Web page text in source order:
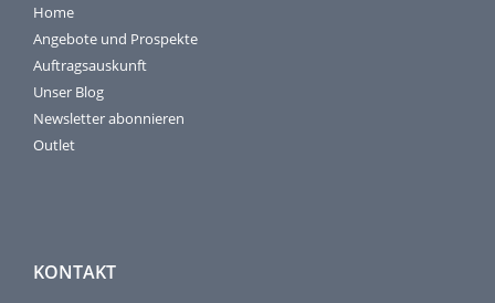
Home
Angebote und Prospekte
Auftragsauskunft
Unser Blog
Newsletter abonnieren
Outlet
KONTAKT